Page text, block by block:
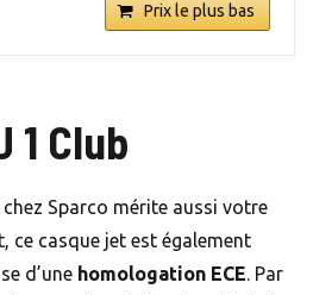
Prix le plus bas
1 Club
Sparco mérite aussi votre
ce casque jet est également
d’une homologation ECE. Par